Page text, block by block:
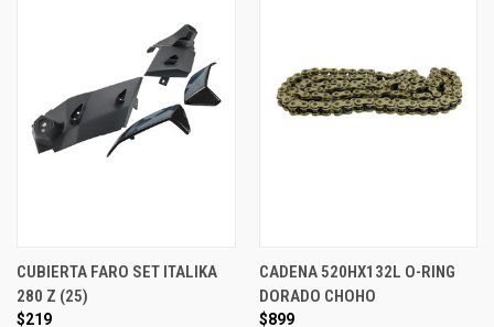
CUBIERTA FARO SET ITALIKA
280 Z (25)
$219
CADENA 520HX132L O-RING
DORADO CHOHO
$899